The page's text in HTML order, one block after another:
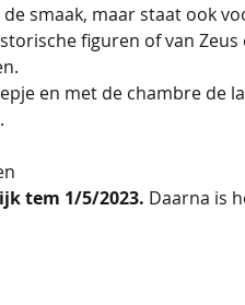
smaak, maar staat ook
figuren of van
en met de chambre de
tem 1/5/2023. Daarna is